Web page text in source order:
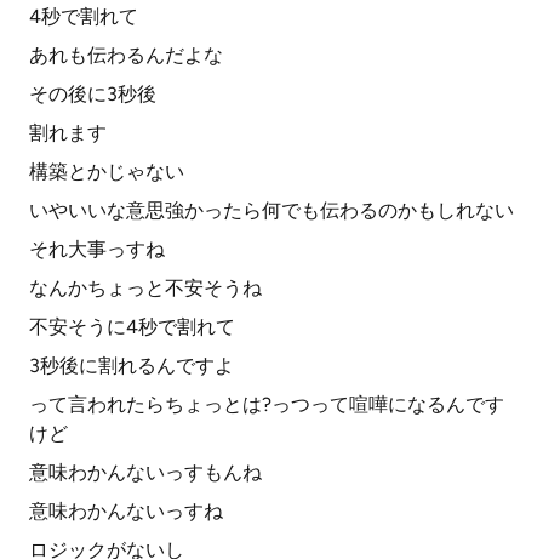
4秒で割れて
あれも伝わるんだよな
その後に3秒後
割れます
構築とかじゃない
いやいいな意思強かったら何でも伝わるのかもしれない
それ大事っすね
なんかちょっと不安そうね
不安そうに4秒で割れて
3秒後に割れるんですよ
って言われたらちょっとは?っつって喧嘩になるんです
けど
意味わかんないっすもんね
意味わかんないっすね
ロジックがないし